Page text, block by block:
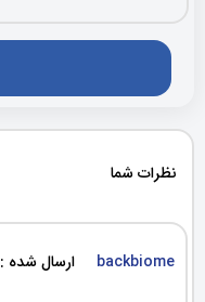
نظرات شما
backbiome ارسال شده : 67 روز پیش